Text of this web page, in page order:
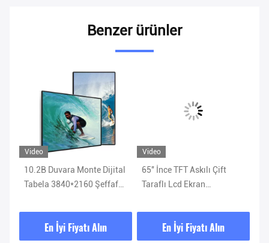
Benzer ürünler
Video
10.2B Duvara Monte Dijital
Tabela 3840*2160 Şeffaf
En İyi Fiyatı Alın
Video
65'' İnce TFT Askılı Çift
Taraflı Lcd Ekran
En İyi Fiyatı Alın